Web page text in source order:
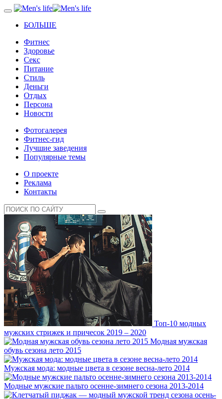
БОЛЬШЕ
Фитнес
Здоровье
Секс
Питание
Стиль
Деньги
Отдых
Персона
Новости
Фотогалерея
Фитнес-гид
Лучшие заведения
Популярные темы
О проекте
Реклама
Контакты
Топ-10 модных
мужских стрижек и причесок 2019 – 2020
Модная мужская
обувь сезона лето 2015
Мужская мода: модные цвета в сезоне весна-лето 2014
Модные мужские пальто осенне-зимнего сезона 2013-2014